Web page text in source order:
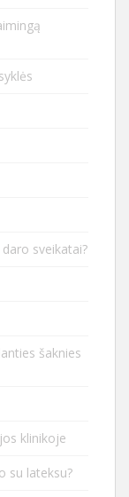
sveikatai?
šaknies
klinikoje
su lateksu?